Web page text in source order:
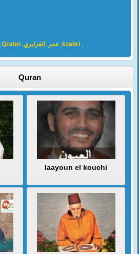
,Qzabri , عمر , القزابري ,kzabri ,
Quran
laayoun el kouchi